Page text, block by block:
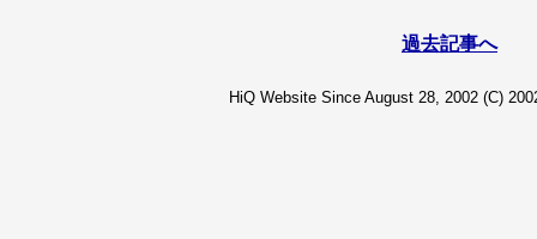
過去記事へ
HiQ Website Since August 28, 2002 (C)